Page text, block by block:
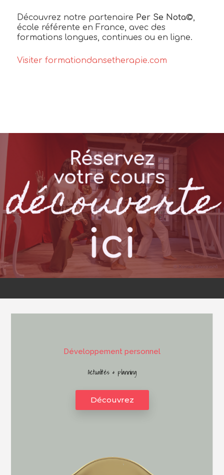
Découvrez notre partenaire Per Se Nota©,
école référente en France, avec des
formations longues, continues ou en ligne.
Visiter formationdansetherapie.com
Développement personnel
Actualités & planning
Découvrez